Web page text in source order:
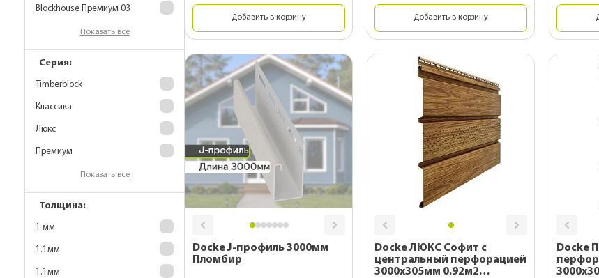
Blockhouse Премиум 03
Показать все
Серия:
Timberblock
Классика
Люкс
Премиум
Показать все
Толщина:
1 мм
1.1мм
1.1мм
Добавить в корзину Добавить в корзину
Docke J-профиль 3000мм
Пломбир
Docke ЛЮКС Софит с
центральный перфорацией
3000х305мм 0.92м2
Docke